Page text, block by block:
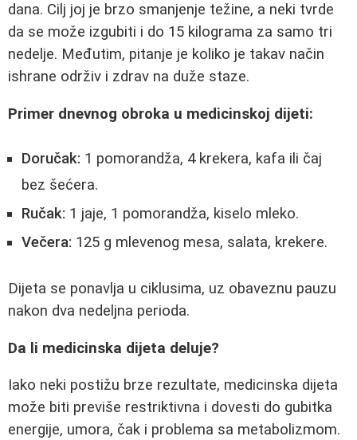
dana. Cilj joj je brzo smanjenje težine, a neki tvrde
da se može izgubiti i do 15 kilograma za samo tri
nedelje. Međutim, pitanje je koliko je takav način
ishrane održiv i zdrav na duže staze.
Primer dnevnog obroka u medicinskoj dijeti:
Doručak: 1 pomorandža, 4 krekera, kafa ili čaj
bez šećera.
Ručak: 1 jaje, 1 pomorandža, kiselo mleko.
Večera: 125 g mlevenog mesa, salata, krekere.
Dijeta se ponavlja u ciklusima, uz obaveznu pauzu
nakon dva nedeljna perioda.
Da li medicinska dijeta deluje?
Iako neki postižu brze rezultate, medicinska dijeta
može biti previše restriktivna i dovesti do gubitka
energije, umora, čak i problema sa metabolizmom.